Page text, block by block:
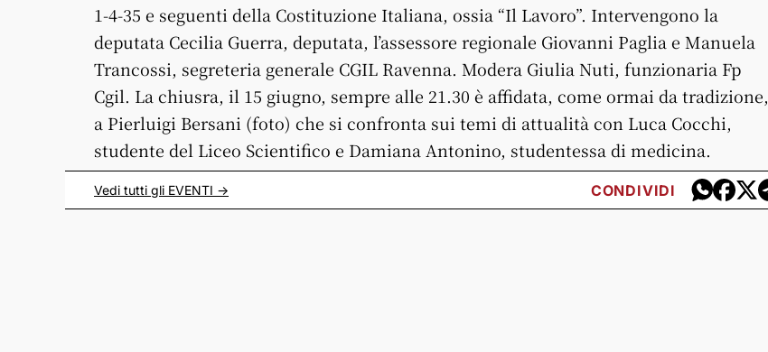
1-4-35 e seguenti della Costituzione Italiana, ossia “Il Lavoro”. Intervengono la
deputata Cecilia Guerra, deputata, l’assessore regionale Giovanni Paglia e Manuela
Trancossi, segreteria generale CGIL Ravenna. Modera Giulia Nuti, funzionaria Fp
Cgil. La chiusra, il 15 giugno, sempre alle 21.30 è affidata, come ormai da tradizione,
a Pierluigi Bersani (foto) che si confronta sui temi di attualità con Luca Cocchi,
studente del Liceo Scientifico e Damiana Antonino, studentessa di medicina.
Vedi tutti gli EVENTI -> CONDIVIDI